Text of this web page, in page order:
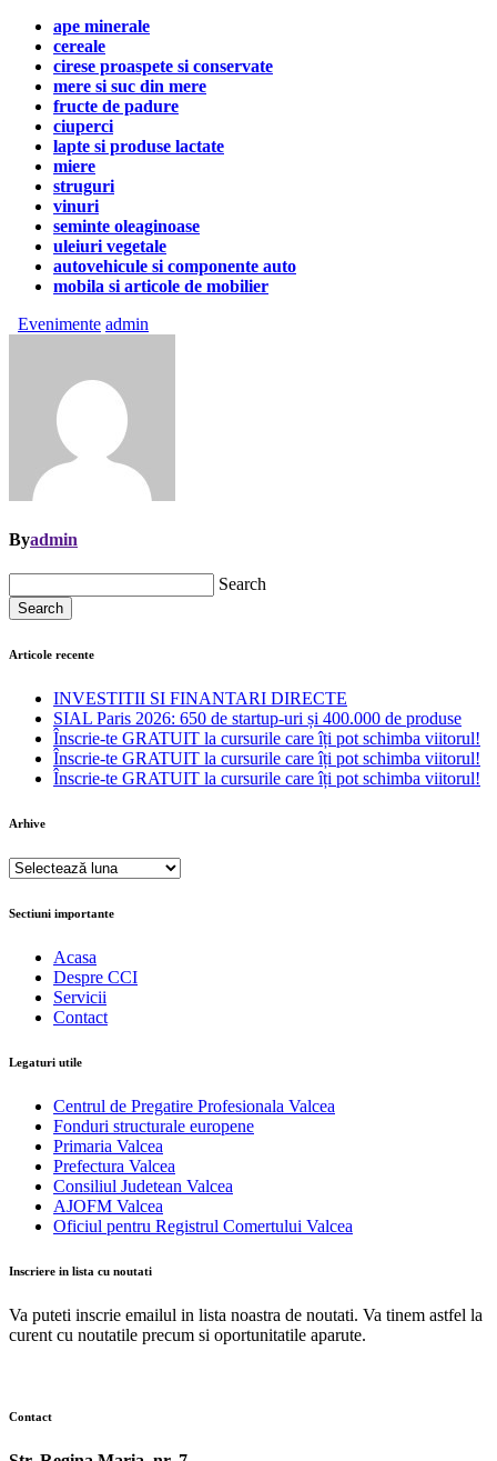
ape minerale
cereale
cirese proaspete si conservate
mere si suc din mere
fructe de padure
ciuperci
lapte si produse lactate
miere
struguri
vinuri
seminte oleaginoase
uleiuri vegetale
autovehicule si componente auto
mobila si articole de mobilier
Evenimente admin
Byadmin
Search
Search
Articole recente
INVESTITII SI FINANTARI DIRECTE
SIAL Paris 2026: 650 de startup-uri și 400.000 de produse
Înscrie-te GRATUIT la cursurile care îți pot schimba viitorul!
Înscrie-te GRATUIT la cursurile care îți pot schimba viitorul!
Înscrie-te GRATUIT la cursurile care îți pot schimba viitorul!
Arhive
Arhive
Sectiuni importante
Acasa
Despre CCI
Servicii
Contact
Legaturi utile
Centrul de Pregatire Profesionala Valcea
Fonduri structurale europene
Primaria Valcea
Prefectura Valcea
Consiliul Judetean Valcea
AJOFM Valcea
Oficiul pentru Registrul Comertului Valcea
Inscriere in lista cu noutati
Va puteti inscrie emailul in lista noastra de noutati. Va tinem astfel la
curent cu noutatile precum si oportunitatile aparute.
Contact